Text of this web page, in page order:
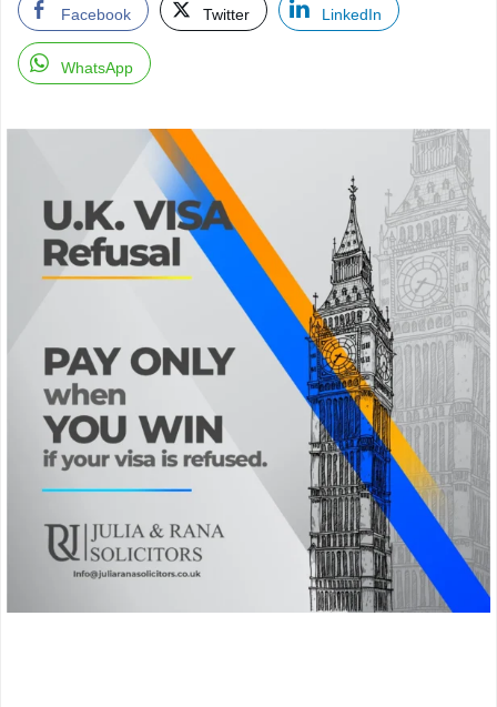
Facebook Twitter
LinkedIn
WhatsApp